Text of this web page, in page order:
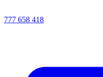
777 658 418